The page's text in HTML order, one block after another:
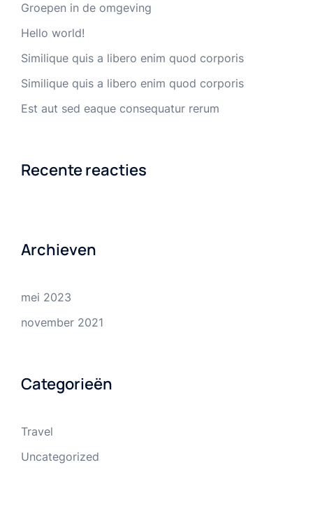
Groepen in de omgeving
Hello world!
Similique quis a libero enim quod corporis
Similique quis a libero enim quod corporis
Est aut sed eaque consequatur rerum
Recente reacties
Archieven
mei 2023
november 2021
Categorieën
Travel
Uncategorized